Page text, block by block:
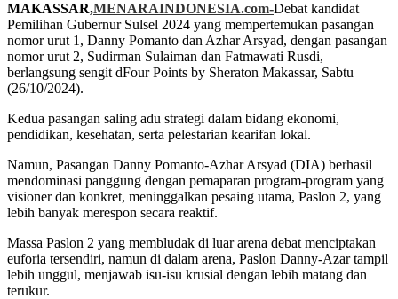
MAKASSAR,MENARAINDONESIA.com-Debat kandidat
Pemilihan Gubernur Sulsel 2024 yang mempertemukan pasangan
nomor urut 1, Danny Pomanto dan Azhar Arsyad, dengan pasangan
nomor urut 2, Sudirman Sulaiman dan Fatmawati Rusdi,
berlangsung sengit dFour Points by Sheraton Makassar, Sabtu
(26/10/2024).
Kedua pasangan saling adu strategi dalam bidang ekonomi,
pendidikan, kesehatan, serta pelestarian kearifan lokal.
Namun, Pasangan Danny Pomanto-Azhar Arsyad (DIA) berhasil
mendominasi panggung dengan pemaparan program-program yang
visioner dan konkret, meninggalkan pesaing utama, Paslon 2, yang
lebih banyak merespon secara reaktif.
Massa Paslon 2 yang membludak di luar arena debat menciptakan
euforia tersendiri, namun di dalam arena, Paslon Danny-Azar tampil
lebih unggul, menjawab isu-isu krusial dengan lebih matang dan
terukur.